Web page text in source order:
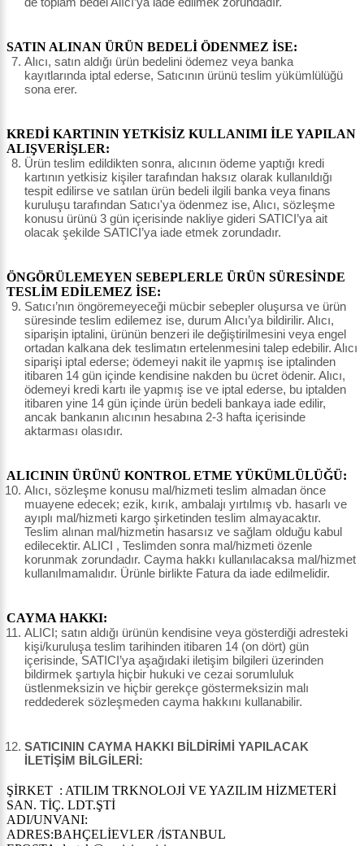
SATIN ALINAN ÜRÜN BEDELİ ÖDENMEZ İSE:
Alıcı, satın aldığı ürün bedelini ödemez veya banka
kayıtlarında iptal ederse, Satıcının ürünü teslim yükümlülüğü
sona erer.
KREDİ KARTININ YETKİSİZ KULLANIMI İLE YAPILAN
ALIŞVERİŞLER:
Ürün teslim edildikten sonra, alıcının ödeme yaptığı kredi
kartının yetkisiz kişiler tarafından haksız olarak kullanıldığı
tespit edilirse ve satılan ürün bedeli ilgili banka veya finans
kuruluşu tarafından Satıcı'ya ödenmez ise, Alıcı, sözleşme
konusu ürünü 3 gün içerisinde nakliye gideri SATICI’ya ait
olacak şekilde SATICI’ya iade etmek zorundadır.
ÖNGÖRÜLEMEYEN SEBEPLERLE ÜRÜN SÜRESİNDE
TESLİM EDİLEMEZ İSE:
Satıcı’nın öngöremeyeceği mücbir sebepler oluşursa ve ürün
süresinde teslim edilemez ise, durum Alıcı’ya bildirilir. Alıcı,
siparişin iptalini, ürünün benzeri ile değiştirilmesini veya engel
ortadan kalkana dek teslimatın ertelenmesini talep edebilir. Alıcı
siparişi iptal ederse; ödemeyi nakit ile yapmış ise iptalinden
itibaren 14 gün içinde kendisine nakden bu ücret ödenir. Alıcı,
ödemeyi kredi kartı ile yapmış ise ve iptal ederse, bu iptalden
itibaren yine 14 gün içinde ürün bedeli bankaya iade edilir,
ancak bankanın alıcının hesabına 2-3 hafta içerisinde
aktarması olasıdır.
ALICININ ÜRÜNÜ KONTROL ETME YÜKÜMLÜLÜĞÜ:
Alıcı, sözleşme konusu mal/hizmeti teslim almadan önce
muayene edecek; ezik, kırık, ambalajı yırtılmış vb. hasarlı ve
ayıplı mal/hizmeti kargo şirketinden teslim almayacaktır.
Teslim alınan mal/hizmetin hasarsız ve sağlam olduğu kabul
edilecektir. ALICI , Teslimden sonra mal/hizmeti özenle
korunmak zorundadır. Cayma hakkı kullanılacaksa mal/hizmet
kullanılmamalıdır. Ürünle birlikte Fatura da iade edilmelidir.
CAYMA HAKKI:
ALICI; satın aldığı ürünün kendisine veya gösterdiği adresteki
kişi/kuruluşa teslim tarihinden itibaren 14 (on dört) gün
içerisinde, SATICI’ya aşağıdaki iletişim bilgileri üzerinden
bildirmek şartıyla hiçbir hukuki ve cezai sorumluluk
üstlenmeksizin ve hiçbir gerekçe göstermeksizin malı
reddederek sözleşmeden cayma hakkını kullanabilir.
SATICININ CAYMA HAKKI BİLDİRİMİ YAPILACAK
İLETİŞİM BİLGİLERİ:
ŞİRKET : ATILIM TRKNOLOJİ VE YAZILIM HİZMETERİ
SAN. TİÇ. LDT.ŞTİ
ADI/UNVANI:
ADRES:BAHÇELİEVLER /İSTANBUL